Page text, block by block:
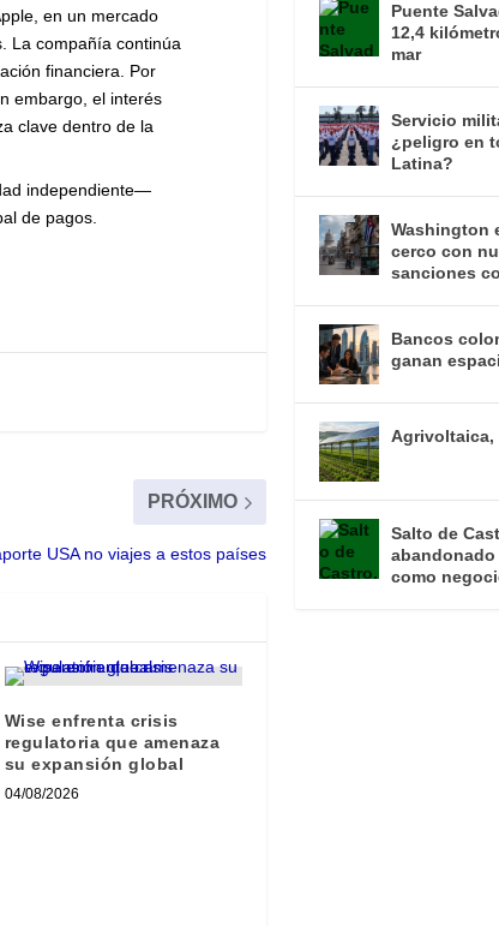
en un mercado
La compañía continúa
financiera. Por
embargo, el interés
clave dentro de la
independiente—
de pagos.
PRÓXIMO
USA no viajes a estos países
Wise enfrenta crisis
regulatoria que amenaza
su expansión global
04/08/2026
Puente
12,4
mar
Servicio
¿peligro en
Latina?
Washington
cerco con
sanciones
Bancos
ganan
Agrivoltaica,
Salto de
como